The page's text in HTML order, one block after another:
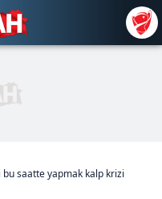
bu saatte yapmak kalp krizi